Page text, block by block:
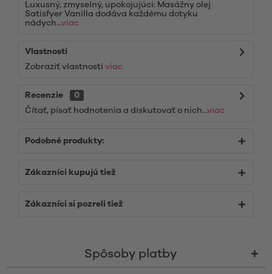
Luxusný, zmyselný, upokojujúci: Masážny olej
Satisfyer Vanilla dodáva každému dotyku
nádych...viac
Vlastnosti
Zobraziť vlastnosti viac
Recenzie
0
Čítať, písať hodnotenia a diskutovať o nich...viac
Podobné produkty:
Zákazníci kupujú tiež
Zákazníci si pozreli tiež
Spôsoby platby